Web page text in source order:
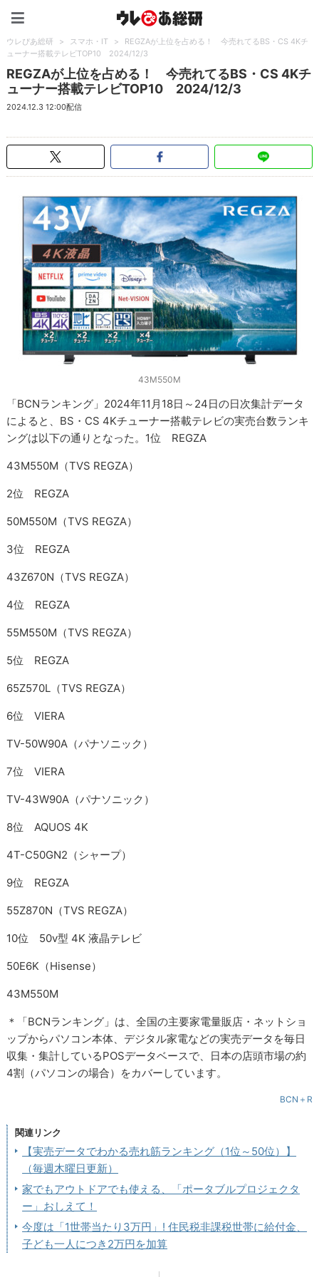
ウレぴあ総研 > スマホ・IT >
REGZAが上位を占める！ 今売れてるBS・CS 4Kチ
ューナー搭載テレビTOP10 2024/12/3
REGZAが上位を占める！ 今売れてるBS・CS 4Kチ
ューナー搭載テレビTOP10 2024/12/3
2024.12.3 12:00配信
43M550M
「BCNランキング」2024年11月18日～24日の日次集計データ
によると、BS・CS 4Kチューナー搭載テレビの実売台数ランキ
ングは以下の通りとなった。1位 REGZA
43M550M（TVS REGZA）
2位 REGZA
50M550M（TVS REGZA）
3位 REGZA
43Z670N（TVS REGZA）
4位 REGZA
55M550M（TVS REGZA）
5位 REGZA
65Z570L（TVS REGZA）
6位 VIERA
TV-50W90A（パナソニック）
7位 VIERA
TV-43W90A（パナソニック）
8位 AQUOS 4K
4T-C50GN2（シャープ）
9位 REGZA
55Z870N（TVS REGZA）
10位 50v型 4K 液晶テレビ
50E6K（Hisense）
43M550M
＊「BCNランキング」は、全国の主要家電量販店・ネットショ
ップからパソコン本体、デジタル家電などの実売データを毎日
収集・集計しているPOSデータベースで、日本の店頭市場の約
4割（パソコンの場合）をカバーしています。
BCN＋R
関連リンク
【実売データでわかる売れ筋ランキング（1位～50位）】
（毎週木曜日更新）
家でもアウトドアでも使える、「ポータブルプロジェクタ
ー」おしえて！
今度は「1世帯当たり3万円」! 住民税非課税世帯に給付金、
子ども一人につき2万円を加算